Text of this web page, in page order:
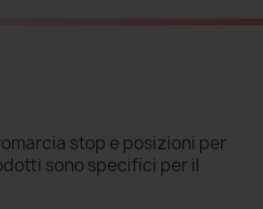
stop e posizioni per
sono specifici per il